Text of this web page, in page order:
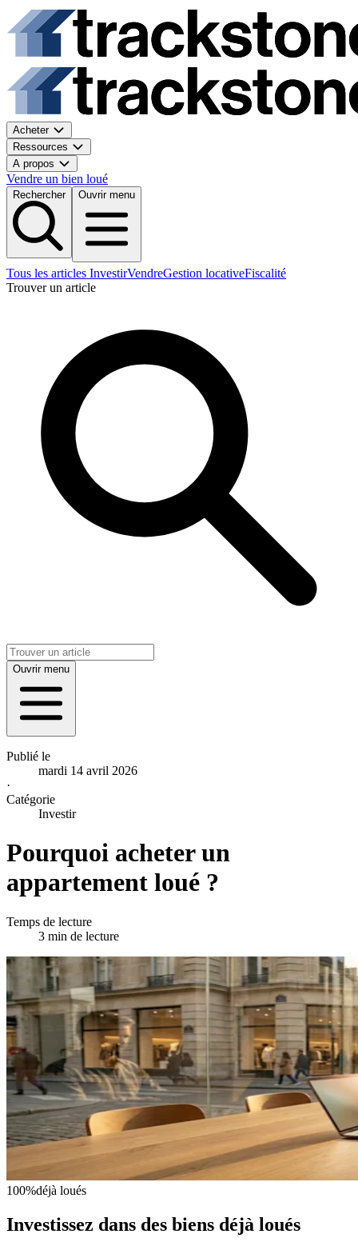
Acheter
Ressources
A propos
Vendre un bien loué
Rechercher Ouvrir menu
Tous les articles InvestirVendreGestion locativeFiscalité
Trouver un article
Ouvrir menu
Publié le
mardi 14 avril 2026
·
Catégorie
Investir
Pourquoi acheter un
appartement loué ?
Temps de lecture
3 min de lecture
100%déjà loués
Investissez dans des biens déjà loués